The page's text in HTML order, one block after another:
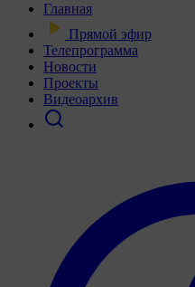
Главная
Прямой эфир
Телепрограмма
Новости
Проекты
Видеоархив